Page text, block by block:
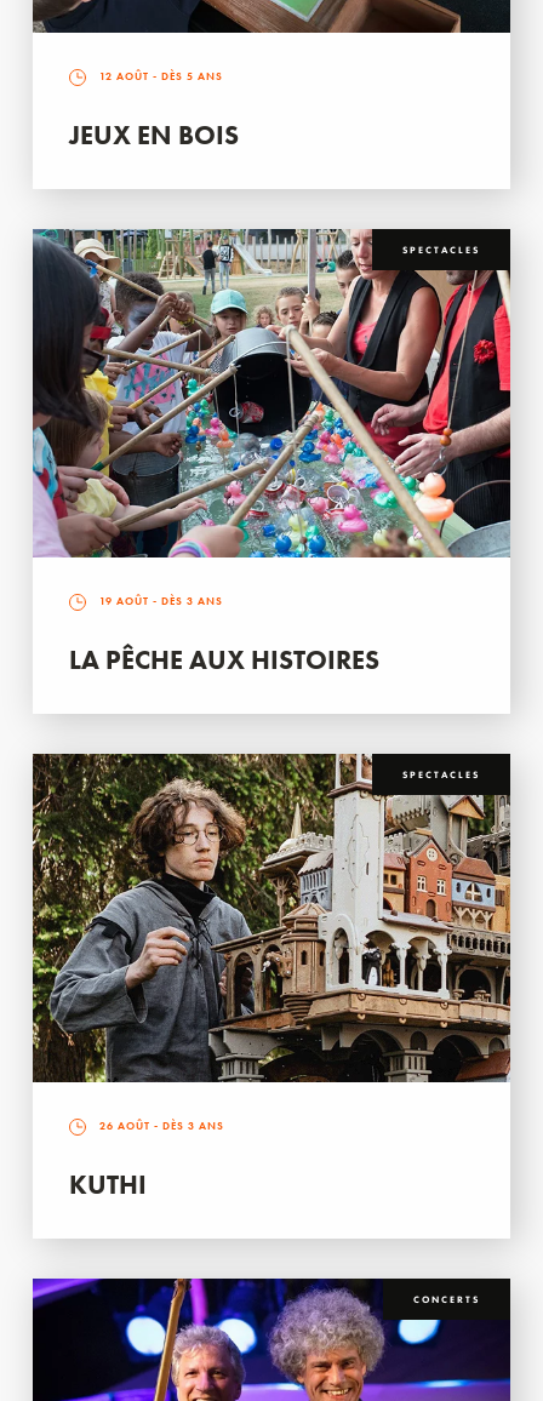
12 AOÛT - DÈS 5 ANS
JEUX EN BOIS
SPECTACLES
19 AOÛT - DÈS 3 ANS
LA PÊCHE AUX HISTOIRES
SPECTACLES
26 AOÛT - DÈS 3 ANS
KUTHI
CONCERTS